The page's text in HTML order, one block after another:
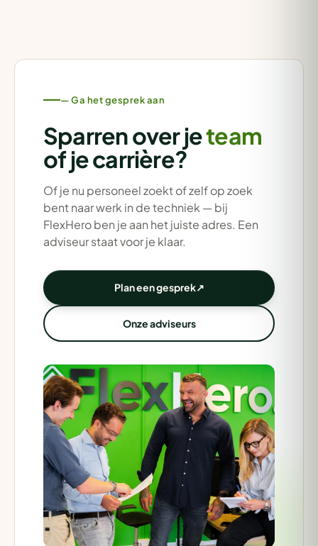
— Ga het gesprek aan
Sparren over jeteam
of je carrière?
Of je nu personeel zoekt of zelf op zoek
bent naar werk in de techniek — bij
FlexHero ben je aan het juiste adres. Een
adviseur staat voor je klaar.
Plan een gesprek↗
Onze adviseurs